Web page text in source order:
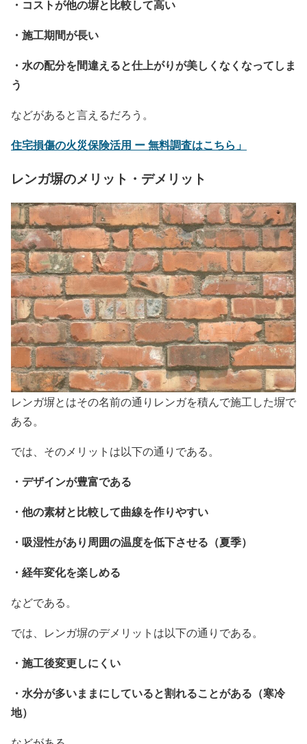
・コストが他の塀と比較して高い
・施工期間が長い
・水の配分を間違えると仕上がりが美しくなくなってしま
う
などがあると言えるだろう。
住宅損傷の火災保険活用 ー 無料調査はこちら」
レンガ塀のメリット・デメリット
レンガ塀とはその名前の通りレンガを積んで施工した塀で
ある。
では、そのメリットは以下の通りである。
・デザインが豊富である
・他の素材と比較して曲線を作りやすい
・吸湿性があり周囲の温度を低下させる（夏季）
・経年変化を楽しめる
などである。
では、レンガ塀のデメリットは以下の通りである。
・施工後変更しにくい
・水分が多いままにしていると割れることがある（寒冷
地）